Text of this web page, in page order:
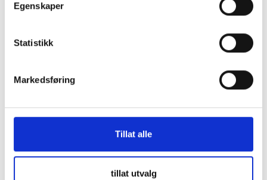
Egenskaper
Statistikk
Markedsføring
Tillat alle
tillat utvalg
Beskrivning
sinusomvandlare på 1300W av allra bästa kvalitet. Victron är